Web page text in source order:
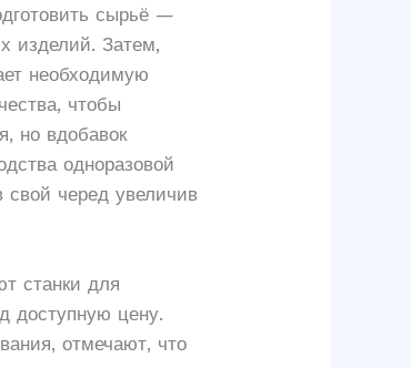
сырьё —
изделий. Затем,
необходимую
чтобы
но вдобавок
одноразовой
свой черед увеличив
станки для
доступную цену.
отмечают, что